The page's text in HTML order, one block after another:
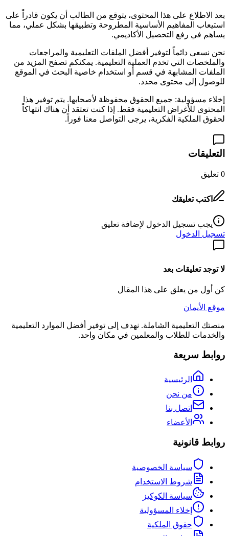
بعد الاطلاع على هذا المحتوى، يتوقع من الطالب أن يكون قادراً على
استيعاب المفاهيم الأساسية المطروحة وتطبيقها بشكل عملي، مما
يساهم في رفع التحصيل الأكاديمي.
نحن نسعى دائماً لتوفير أفضل الملفات التعليمية والمراجعات
والملخصات التي تخدم العملية التعليمية. يمكنكم تصفح المزيد من
الملفات المشابهة في قسم
أو استخدام خاصية البحث في الموقع
للوصول إلى محتوى محدد.
إخلاء مسؤولية: جميع الحقوق محفوظة لأصحابها. يتم توفير هذا
المحتوى للأغراض التعليمية فقط. إذا كنت تعتقد أن هناك انتهاكاً
لحقوق الملكية الفكرية، يرجى التواصل معنا فوراً.
التعليقات
0 تعليق
اكتب تعليقك
يجب تسجيل الدخول لإضافة تعليق
تسجيل الدخول
لا توجد تعليقات بعد
كن أول من يعلق على هذا المقال
موقع الأيمان
منصتك التعليمية الشاملة. نهدف إلى توفير أفضل الموارد التعليمية
والخدمات للطلاب والمعلمين في مكان واحد.
روابط سريعة
الرئيسية
من نحن
اتصل بنا
الأعضاء
روابط قانونية
سياسة الخصوصية
شروط الاستخدام
سياسة الكوكيز
إخلاء المسؤولية
حقوق الملكية